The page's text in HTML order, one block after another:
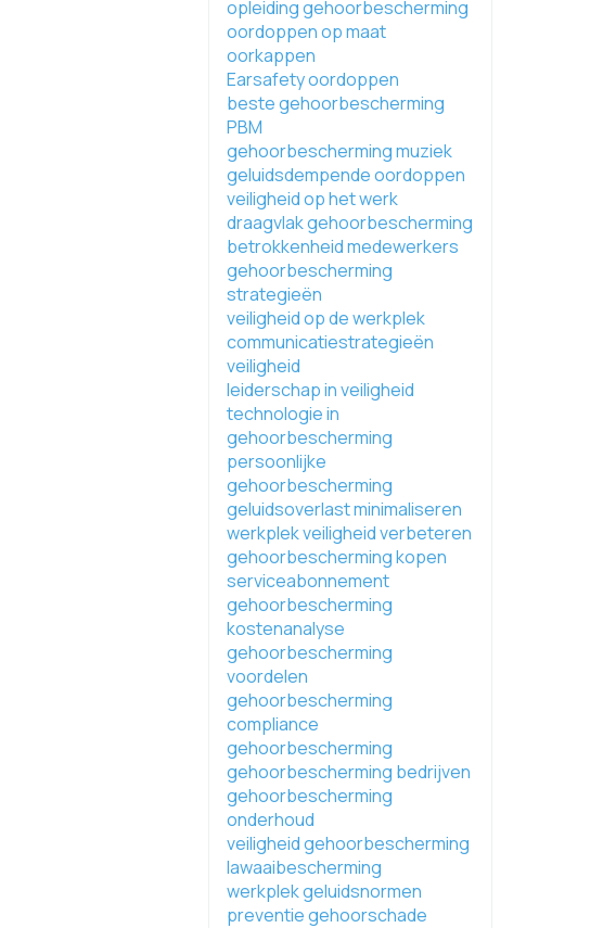
opleiding gehoorbescherming
oordoppen op maat
oorkappen
Earsafety oordoppen
beste gehoorbescherming
PBM
gehoorbescherming muziek
geluidsdempende oordoppen
veiligheid op het werk
draagvlak gehoorbescherming
betrokkenheid medewerkers
gehoorbescherming
strategieën
veiligheid op de werkplek
communicatiestrategieën
veiligheid
leiderschap in veiligheid
technologie in
gehoorbescherming
persoonlijke
gehoorbescherming
geluidsoverlast minimaliseren
werkplek veiligheid verbeteren
gehoorbescherming kopen
serviceabonnement
gehoorbescherming
kostenanalyse
gehoorbescherming
voordelen
gehoorbescherming
compliance
gehoorbescherming
gehoorbescherming bedrijven
gehoorbescherming
onderhoud
veiligheid gehoorbescherming
lawaaibescherming
werkplek geluidsnormen
preventie gehoorschade